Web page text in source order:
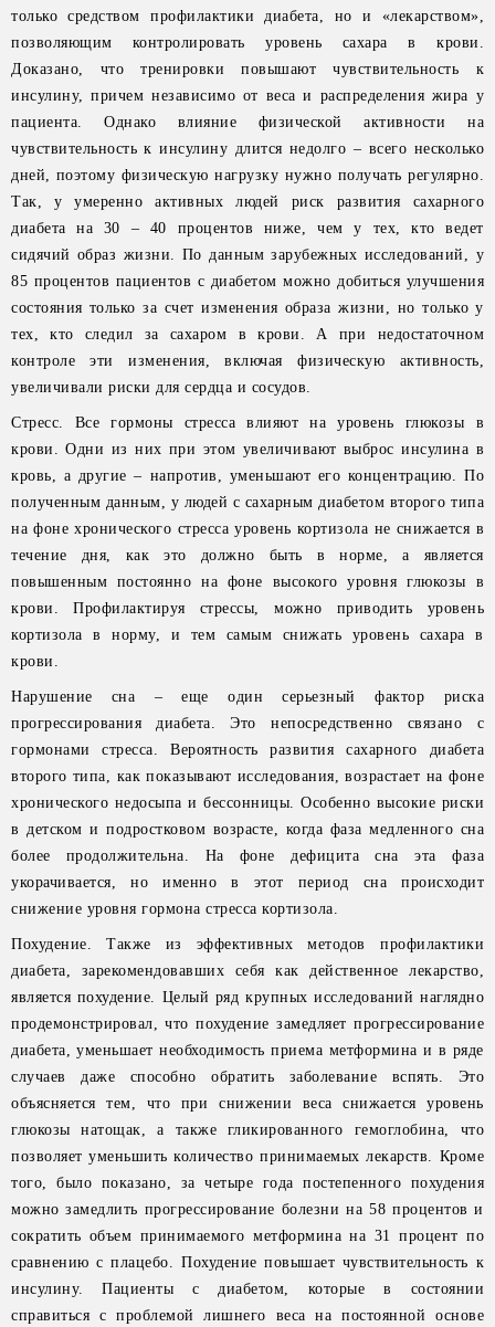
только средством профилактики диабета, но и «лекарством»,
позволяющим контролировать уровень сахара в крови.
Доказано, что тренировки повышают чувствительность к
инсулину, причем независимо от веса и распределения жира у
пациента. Однако влияние физической активности на
чувствительность к инсулину длится недолго – всего несколько
дней, поэтому физическую нагрузку нужно получать регулярно.
Так, у умеренно активных людей риск развития сахарного
диабета на 30 – 40 процентов ниже, чем у тех, кто ведет
сидячий образ жизни. По данным зарубежных исследований, у
85 процентов пациентов с диабетом можно добиться улучшения
состояния только за счет изменения образа жизни, но только у
тех, кто следил за сахаром в крови. А при недостаточном
контроле эти изменения, включая физическую активность,
увеличивали риски для сердца и сосудов.
Стресс. Все гормоны стресса влияют на уровень глюкозы в
крови. Одни из них при этом увеличивают выброс инсулина в
кровь, а другие – напротив, уменьшают его концентрацию. По
полученным данным, у людей с сахарным диабетом второго типа
на фоне хронического стресса уровень кортизола не снижается в
течение дня, как это должно быть в норме, а является
повышенным постоянно на фоне высокого уровня глюкозы в
крови. Профилактируя стрессы, можно приводить уровень
кортизола в норму, и тем самым снижать уровень сахара в
крови.
Нарушение сна – еще один серьезный фактор риска
прогрессирования диабета. Это непосредственно связано с
гормонами стресса. Вероятность развития сахарного диабета
второго типа, как показывают исследования, возрастает на фоне
хронического недосыпа и бессонницы. Особенно высокие риски
в детском и подростковом возрасте, когда фаза медленного сна
более продолжительна. На фоне дефицита сна эта фаза
укорачивается, но именно в этот период сна происходит
снижение уровня гормона стресса кортизола.
Похудение. Также из эффективных методов профилактики
диабета, зарекомендовавших себя как действенное лекарство,
является похудение. Целый ряд крупных исследований наглядно
продемонстрировал, что похудение замедляет прогрессирование
диабета, уменьшает необходимость приема метформина и в ряде
случаев даже способно обратить заболевание вспять. Это
объясняется тем, что при снижении веса снижается уровень
глюкозы натощак, а также гликированного гемоглобина, что
позволяет уменьшить количество принимаемых лекарств. Кроме
того, было показано, за четыре года постепенного похудения
можно замедлить прогрессирование болезни на 58 процентов и
сократить объем принимаемого метформина на 31 процент по
сравнению с плацебо. Похудение повышает чувствительность к
инсулину. Пациенты с диабетом, которые в состоянии
справиться с проблемой лишнего веса на постоянной основе